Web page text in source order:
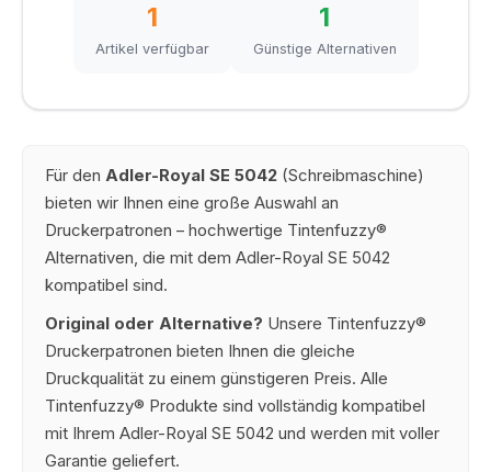
1
Artikel verfügbar
1
Günstige Alternativen
Für den Adler-Royal SE 5042 (Schreibmaschine)
bieten wir Ihnen eine große Auswahl an
Druckerpatronen – hochwertige Tintenfuzzy®
Alternativen, die mit dem Adler-Royal SE 5042
kompatibel sind.
Original oder Alternative? Unsere Tintenfuzzy®
Druckerpatronen bieten Ihnen die gleiche
Druckqualität zu einem günstigeren Preis. Alle
Tintenfuzzy® Produkte sind vollständig kompatibel
mit Ihrem Adler-Royal SE 5042 und werden mit voller
Garantie geliefert.